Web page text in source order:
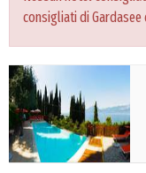
consigliati di